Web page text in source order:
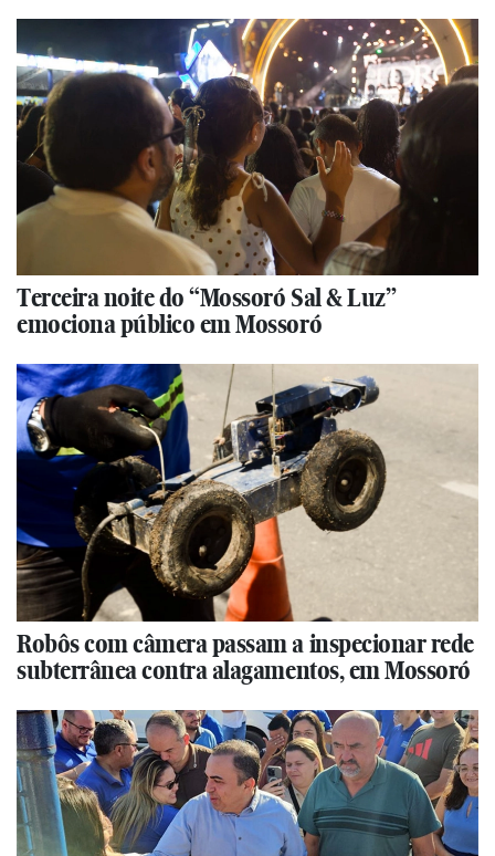
Terceira noite do “Mossoró Sal & Luz”
emociona público em Mossoró
Robôs com câmera passam a inspecionar rede
subterrânea contra alagamentos, em Mossoró